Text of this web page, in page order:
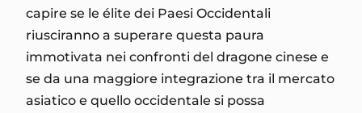
capire se le élite dei Paesi Occidentali
riusciranno a superare questa paura
immotivata nei confronti del dragone cinese e
se da una maggiore integrazione tra il mercato
asiatico e quello occidentale si possa